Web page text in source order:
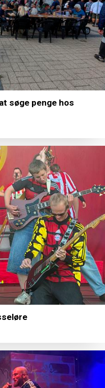
søge penge hos